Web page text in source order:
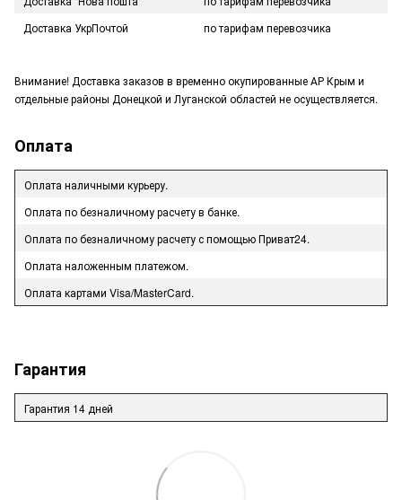
Доставка УкрПочтой
по тарифам перевозчика
Внимание! Доставка заказов в временно окупированные АР Крым и
отдельные районы Донецкой и Луганской областей не осуществляется.
Оплата
Оплата наличными курьеру.
Оплата по безналичному расчету в банке.
Оплата по безналичному расчету с помощью Приват24.
Оплата наложенным платежом.
Оплата картами Visa/MasterCard.
Гарантия
Гарантия 14 дней